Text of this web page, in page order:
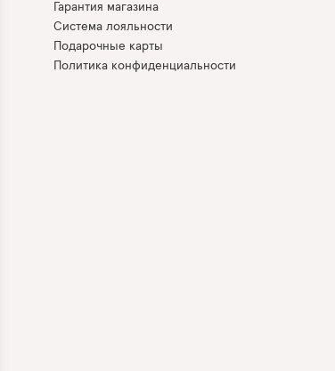
Гарантия магазина
Система лояльности
Подарочные карты
Политика конфиденциальности